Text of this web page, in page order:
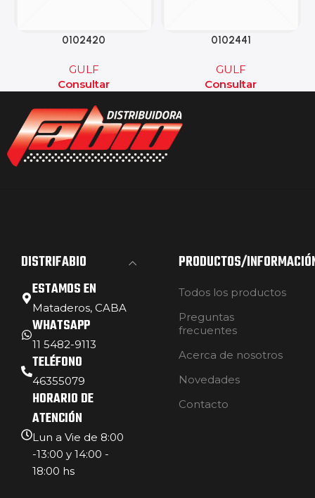
0102420
GULF
Consultar
0102441
GULF
Consultar
DISTRIFABIO
ESTAMOS EN
Mataderos, CABA
WHATSAPP
11 5482-9113
TELÉFONO
46355079
HORARIO DE
ATENCIÓN
Lun a Vie de 8:00
-13:00 y 14:00 -
18:00 hs
PRODUCTOS/
Todos los productos
Preguntas
frecuentes
Acerca de nosotros
Novedades
Contacto